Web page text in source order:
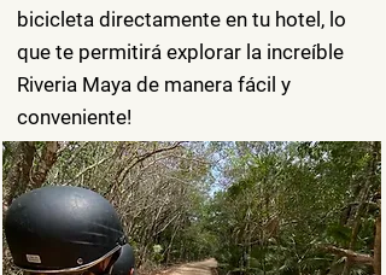
bicicleta directamente en tu hotel, lo
que te permitirá explorar la increíble
Riveria Maya de manera fácil y
conveniente!